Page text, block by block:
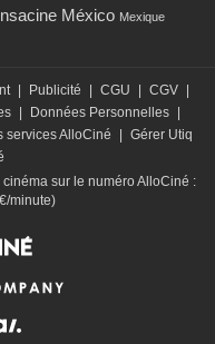
México Mexique
Publicité CGU CGV
Données Personnelles
services AlloCiné
Gérer Utiq
sur le numéro AlloCiné :
minute)